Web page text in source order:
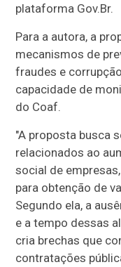
plataforma Gov.Br.
Para a autora, a
mecanismos de
fraudes e
capacidade de
do Coaf.
"A proposta busca
relacionados ao
social de
para obtenção de
Segundo ela, a
e a tempo dessas
cria brechas que
contratações